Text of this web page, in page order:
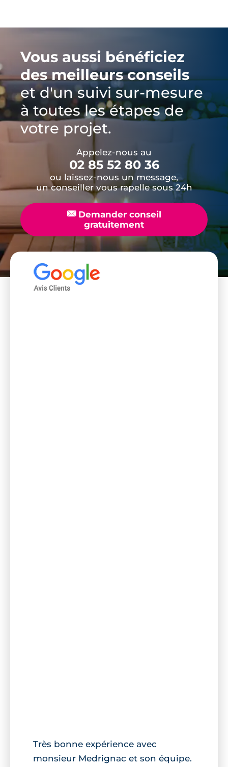
Vous aussi bénéficiez
des meilleurs conseils
et d'un suivi sur-mesure
à toutes les étapes de
votre projet.
Appelez-nous au
02 85 52 80 36
ou laissez-nous un message,
un conseiller vous rapelle sous 24h
📧Demander conseil
gratuitement
Très bonne expérience avec
monsieur Medrignac et son équipe.